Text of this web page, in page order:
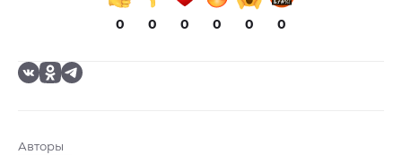
0 0 0 0 0 0
Авторы